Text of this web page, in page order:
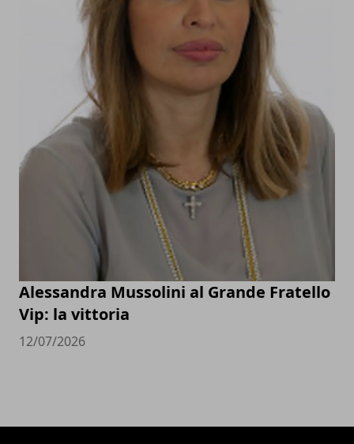
Alessandra Mussolini al Grande Fratello
Vip: la vittoria
12/07/2026